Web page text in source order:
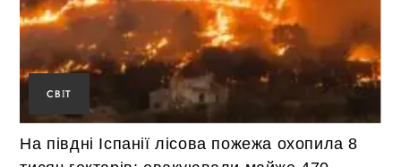
СВІТ
На півдні Іспанії лісова пожежа охопила 8